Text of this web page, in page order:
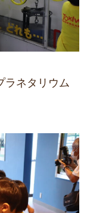
ラネタリウム